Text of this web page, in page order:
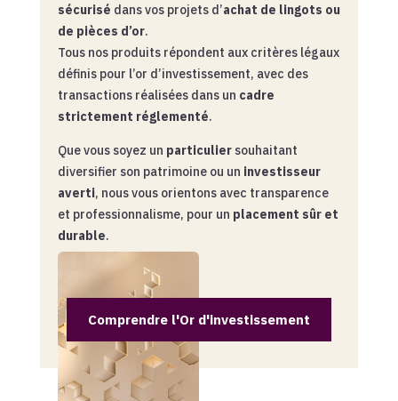
sécurisé dans vos projets d’achat de lingots ou
de pièces d’or.
Tous nos produits répondent aux critères légaux
définis pour l’or d’investissement, avec des
transactions réalisées dans un cadre
strictement réglementé.
Que vous soyez un particuliersouhaitant
diversifier son patrimoine ou un investisseur
averti, nous vous orientons avec transparence
et professionnalisme, pour un placement sûr et
durable.
Comprendre l'Or d'investissement